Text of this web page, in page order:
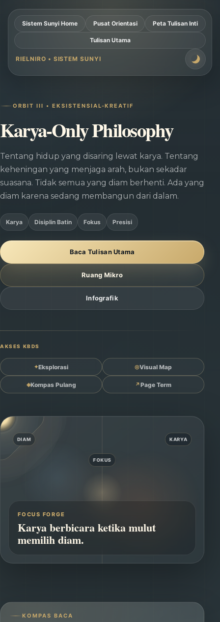
Sistem Sunyi Home Pusat Orientasi Peta Tulisan Inti
Tulisan Utama
RIELNIRO • SISTEM SUNYI
ORBIT III • EKSISTENSIAL-KREATIF
Karya-Only Philosophy
Tentang hidup yang disaring lewat karya. Tentang
keheningan yang menjaga arah, bukan sekadar
suasana. Tidak semua yang diam berhenti. Ada yang
diam karena sedang membangun dari dalam.
Karya Disiplin Batin Fokus Presisi
Baca Tulisan Utama
Ruang Mikro
Infografik
AKSES KBDS
✦Eksplorasi ◎Visual Map
◈Kompas Pulang ↗Page Term
DIAM
FOKUS
KARYA
FOCUS FORGE
Karya berbicara ketika mulut
memilih diam.
KOMPAS BACA